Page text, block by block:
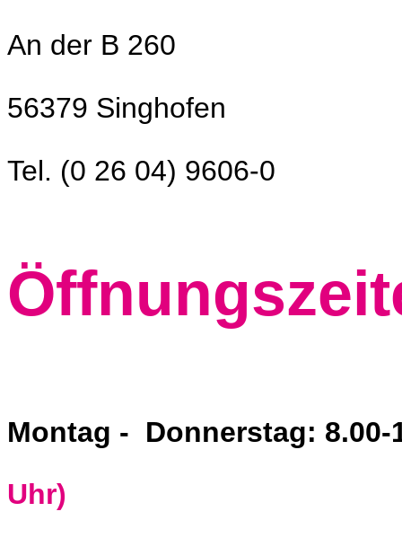
An der B 260
56379 Singhofen
Tel. (0 26 04) 9606-0
Montag - Donnerstag: 8.00-
Uhr)